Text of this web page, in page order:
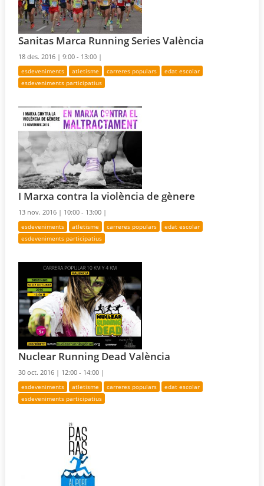
Sanitas Marca Running Series València
18 des. 2016 |9:00 - 13:00 |
esdeveniments atletisme carreres populars
edat escolar
esdeveniments participatius
I Marxa contra la violència de gènere
13 nov. 2016 | 10:00 - 13:00 |
esdeveniments atletisme carreres populars
edat escolar
esdeveniments participatius
Nuclear Running Dead València
30 oct. 2016 | 12:00 - 14:00 |
esdeveniments atletisme carreres populars
edat escolar
esdeveniments participatius